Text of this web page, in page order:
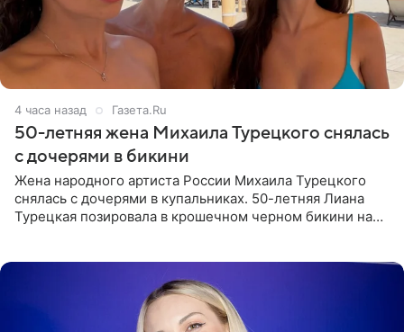
4 часа назад Газета.Ru
50-летняя жена Михаила Турецкого снялась
с дочерями в бикини
Жена народного артиста России Михаила Турецкого
снялась с дочерями в купальниках. 50-летняя Лиана
Турецкая позировала в крошечном черном бикини на